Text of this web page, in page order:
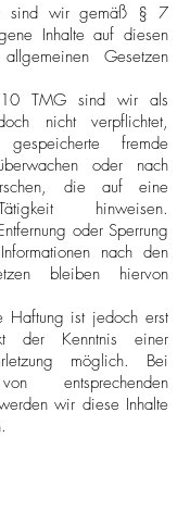
sind wir gemäß § 7
Inhalte auf diesen
Gesetzen
TMG sind wir als
nicht verpflichtet,
fremde
oder nach
die auf eine
hinweisen.
oder Sperrung
nach den
bleiben hiervon
Haftung ist jedoch erst
der Kenntnis einer
möglich. Bei
entsprechenden
wir diese Inhalte